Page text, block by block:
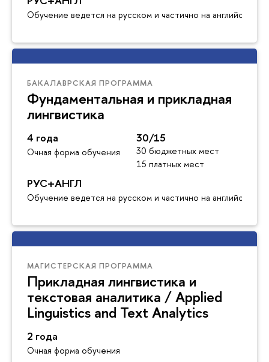
Обучение ведется на русском и частично на английском
БАКАЛАВРСКАЯ ПРОГРАММА
Фундаментальная и прикладная
лингвистика
4 года
Очная форма обучения
30/15
30 бюджетных мест
15 платных мест
РУС+АНГЛ
Обучение ведется на русском и частично на английском
МАГИСТЕРСКАЯ ПРОГРАММА
Прикладная лингвистика и
текстовая аналитика / Applied
Linguistics and Text Analytics
2 года
Очная форма обучения